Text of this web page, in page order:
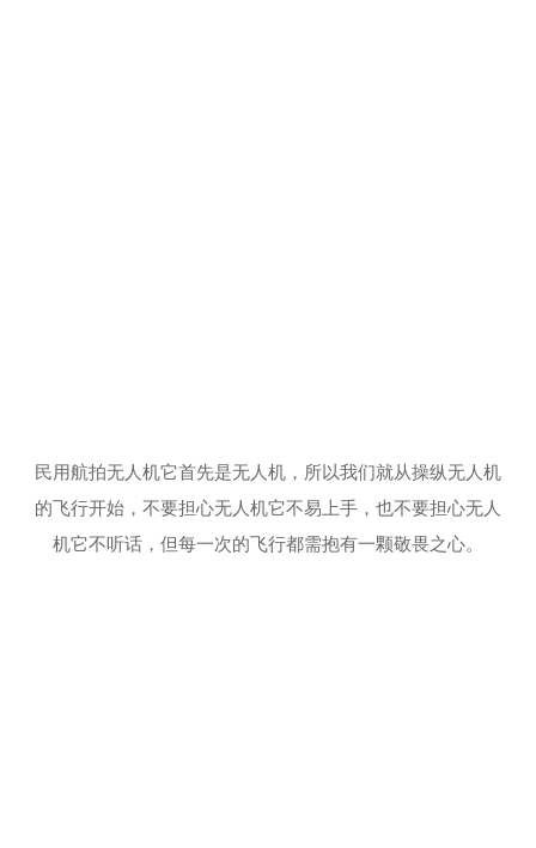
民用航拍无人机它首先是无人机，所以我们就从操纵无人机
的飞行开始，不要担心无人机它不易上手，也不要担心无人
机它不听话，但每一次的飞行都需抱有一颗敬畏之心。